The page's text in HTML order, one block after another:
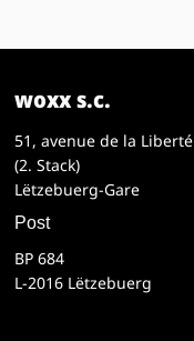
woxx s.c.
51, avenue de la Liberté
(2. Stack)
Lëtzebuerg-Gare
Post
BP 684
L-2016 Lëtzebuerg